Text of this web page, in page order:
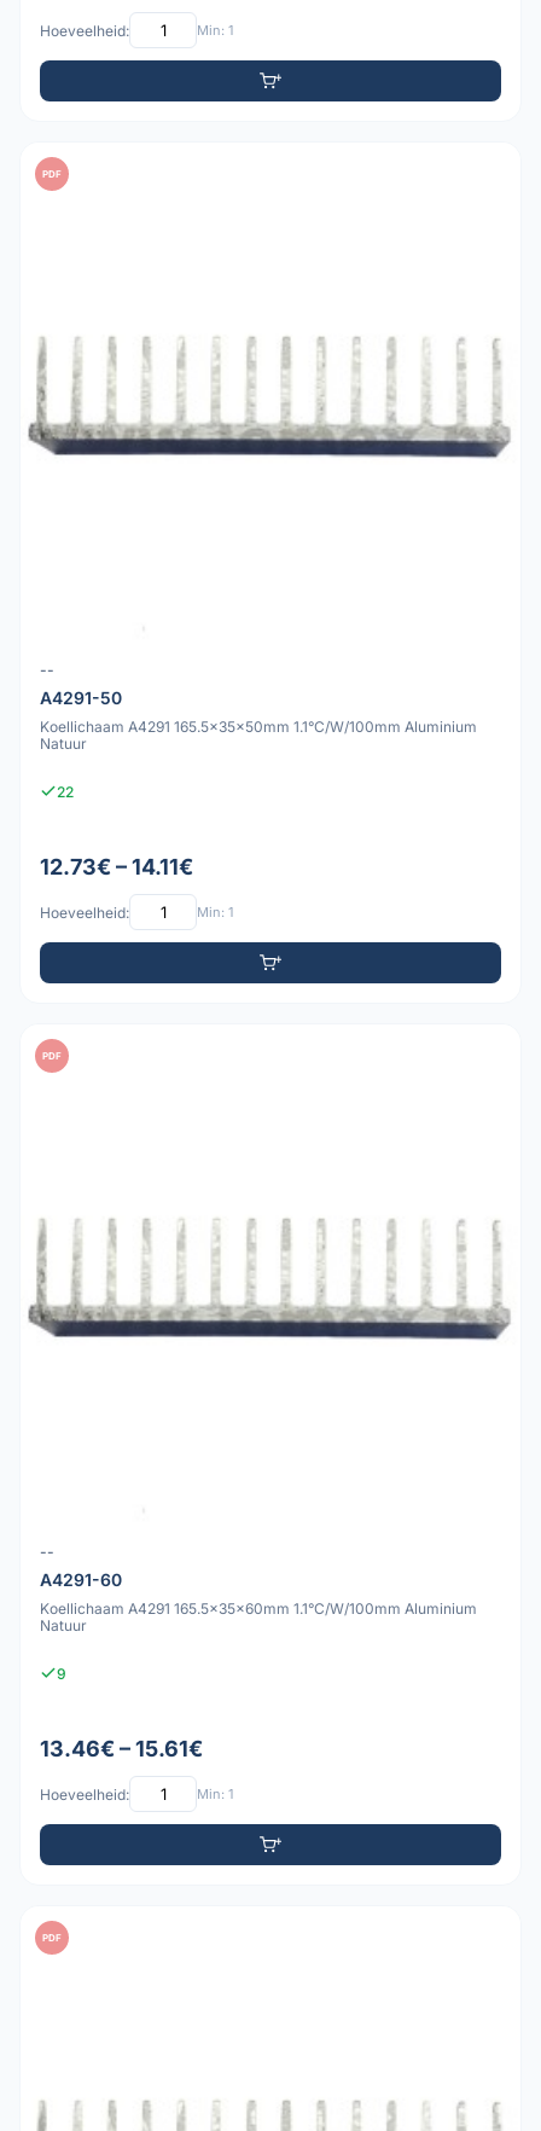
Hoeveelheid: Min: 1
PDF
--
A4291-50
Koellichaam A4291 165.5x35x50mm 1.1°C/W/100mm Aluminium
Natuur
22
12.73€ – 14.11€
Hoeveelheid: Min: 1
PDF
--
A4291-60
Koellichaam A4291 165.5x35x60mm 1.1°C/W/100mm Aluminium
Natuur
9
13.46€ – 15.61€
Hoeveelheid: Min: 1
PDF